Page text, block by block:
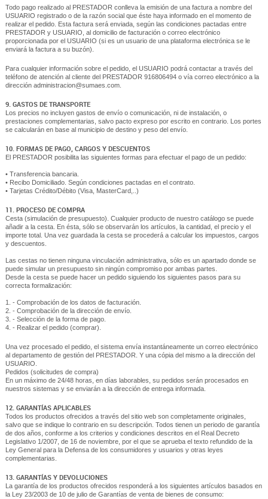
Todo pago realizado al PRESTADOR conlleva la emisión de una factura a nombre del
USUARIO registrado o de la razón social que éste haya informado en el momento de
realizar el pedido. Esta factura será enviada, según las condiciones pactadas entre
PRESTADOR y USUARIO, al domicilio de facturación o correo electrónico
proporcionada por el USUARIO (si es un usuario de una plataforma electrónica se le
enviará la factura a su buzón).
Para cualquier información sobre el pedido, el USUARIO podrá contactar a través del
teléfono de atención al cliente del PRESTADOR 916806494 o vía correo electrónico a la
dirección administracion@sumaes.com.
9. GASTOS DE TRANSPORTE
Los precios no incluyen gastos de envío o comunicación, ni de instalación, o
prestaciones complementarias, salvo pacto expreso por escrito en contrario. Los portes
se calcularán en base al municipio de destino y peso del envío.
10. FORMAS DE PAGO, CARGOS Y DESCUENTOS
El PRESTADOR posibilita las siguientes formas para efectuar el pago de un pedido:
• Transferencia bancaria.
• Recibo Domiciliado. Según condiciones pactadas en el contrato.
• Tarjetas Crédito/Débito (Visa, MasterCard,..)
11. PROCESO DE COMPRA
Cesta (simulación de presupuesto). Cualquier producto de nuestro catálogo se puede
añadir a la cesta. En ésta, sólo se observarán los artículos, la cantidad, el precio y el
importe total. Una vez guardada la cesta se procederá a calcular los impuestos, cargos
y descuentos.
Las cestas no tienen ninguna vinculación administrativa, sólo es un apartado donde se
puede simular un presupuesto sin ningún compromiso por ambas partes.
Desde la cesta se puede hacer un pedido siguiendo los siguientes pasos para su
correcta formalización:
1. - Comprobación de los datos de facturación.
2. - Comprobación de la dirección de envío.
3. - Selección de la forma de pago.
4. - Realizar el pedido (comprar).
Una vez procesado el pedido, el sistema envía instantáneamente un correo electrónico
al departamento de gestión del PRESTADOR. Y una cópia del mismo a la dirección del
USUARIO.
Pedidos (solicitudes de compra)
En un máximo de 24/48 horas, en días laborables, su pedidos serán procesados en
nuestros sistemas y se enviarán a la dirección de entrega informada.
12. GARANTÍAS APLICABLES
Todos los productos ofrecidos a través del sitio web son completamente originales,
salvo que se indique lo contrario en su descripción. Todos tienen un periodo de garantía
de dos años, conforme a los criterios y condiciones descritos en el Real Decreto
Legislativo 1/2007, de 16 de noviembre, por el que se aprueba el texto refundido de la
Ley General para la Defensa de los consumidores y usuarios y otras leyes
complementarias.
13. GARANTÍAS Y DEVOLUCIONES
La garantía de los productos ofrecidos responderá a los siguientes artículos basados en
la Ley 23/2003 de 10 de julio de Garantías de venta de bienes de consumo: